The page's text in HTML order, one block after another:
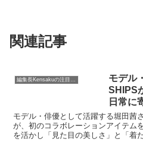
関連記事
モデル
SHIPS
日常に
「心地
モデル・俳優として活躍する堀田茜
が、初のコラボレーションアイテム
を活かし「見た目の美しさ」と「着